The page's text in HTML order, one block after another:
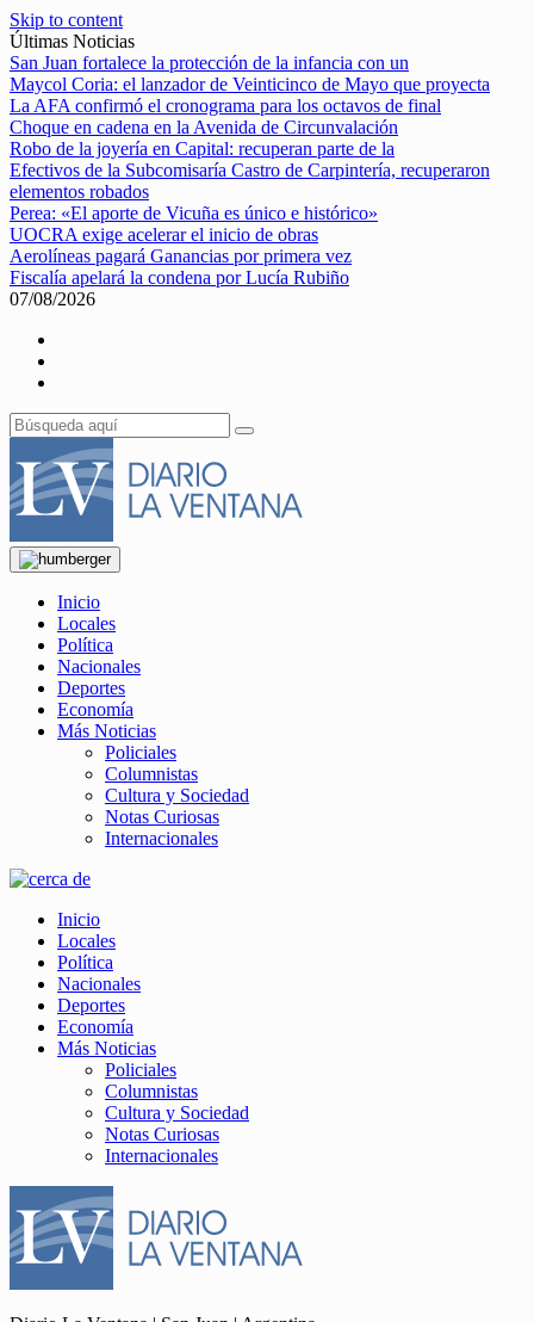
Skip to content
Últimas Noticias
San Juan fortalece la protección de la infancia con un
Maycol Coria: el lanzador de Veinticinco de Mayo que proyecta
La AFA confirmó el cronograma para los octavos de final
Choque en cadena en la Avenida de Circunvalación
Robo de la joyería en Capital: recuperan parte de la
Efectivos de la Subcomisaría Castro de Carpintería, recuperaron
elementos robados
Perea: «El aporte de Vicuña es único e histórico»
UOCRA exige acelerar el inicio de obras
Aerolíneas pagará Ganancias por primera vez
Fiscalía apelará la condena por Lucía Rubiño
07/08/2026
Inicio
Locales
Política
Nacionales
Deportes
Economía
Más Noticias
Policiales
Columnistas
Cultura y Sociedad
Notas Curiosas
Internacionales
Inicio
Locales
Política
Nacionales
Deportes
Economía
Más Noticias
Policiales
Columnistas
Cultura y Sociedad
Notas Curiosas
Internacionales